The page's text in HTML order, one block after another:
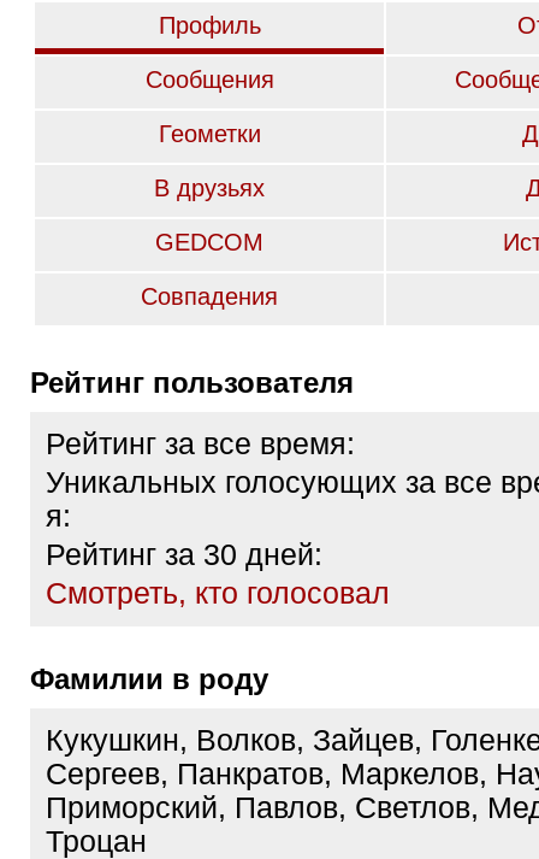
Профиль
Сообщения
Геометки
В друзьях
GEDCOM
Совпадения
Рейтинг пользователя
Рейтинг за все время:
Уникальных голосующих за все
я:
Рейтинг за 30 дней:
Cмотреть, кто голосовал
Фамилии в роду
Кукушкин, Волков, Зайцев,
Сергеев, Панкратов, Маркелов,
Приморский, Павлов, Светлов,
Троцан